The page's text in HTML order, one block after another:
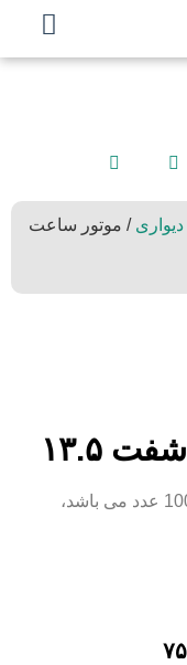
/ موتور ساعت
فروش بصورت عمده و شروع تعداد از 100 عدد می باشد،